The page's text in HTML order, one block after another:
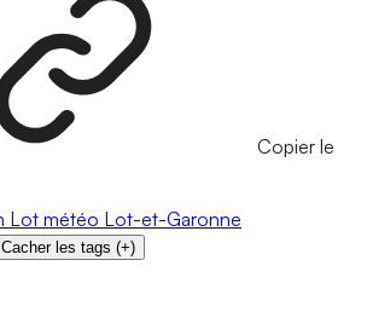
Copier le
Lot météo Lot-et-Garonne
Cacher les tags (+)